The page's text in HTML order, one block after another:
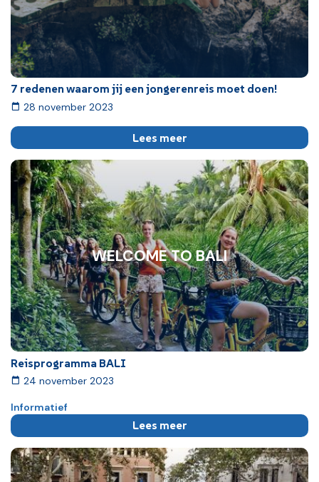
7 redenen waarom jij een jongerenreis moet doen!
28 november 2023
Lees meer
Reisprogramma BALI
24 november 2023
Informatief
Lees meer
WELCOME TO BALI